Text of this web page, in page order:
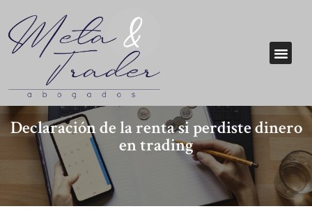
Declaración de la renta si perdiste dinero
en trading